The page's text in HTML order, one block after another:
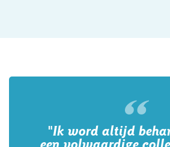
"Ik word altijd